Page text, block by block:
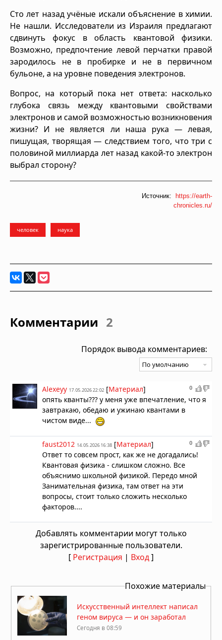
Сто лет назад учёные искали объяснение в химии.
Не нашли. Исследователи из Израиля предлагают
сдвинуть фокус в область квантовой физики.
Возможно, предпочтение левой перчатки правой
зародилось не в пробирке и не в первичном
бульоне, а на уровне поведения электронов.
Вопрос, на который пока нет ответа: насколько
глубока связь между квантовыми свойствами
электронов и самой возможностью возникновения
жизни? И не является ли наша рука — левая,
пишущая, творящая — следствием того, что три с
половиной миллиарда лет назад какой-то электрон
выбрал сторону?
Источник: https://earth-
chronicles.ru/
человек наука
Комментарии 2
Порядок вывода комментариев:
0
Alexeyy 17.05.2026 22:02 [Материал]
опять кванты??? у меня уже впечатление, что я
завтракаю, обедаю и ужинаю квантами в
чистом виде...
0
faust2012 14.05.2026 16:38 [Материал]
Ответ то совсем прост, как же не догадались!
Квантовая физика - слишком сложно. Все
объяснимо школьной физикой. Передо мной
Занимательная физика, там ответ на эти
вопросы, стоит только сложить несколько
факторов....
Добавлять комментарии могут только
зарегистрированные пользователи.
[ Регистрация | Вход]
Похожие материалы
Искусственный интеллект написал
геном вируса — и он заработал
Сегодня в 08:59